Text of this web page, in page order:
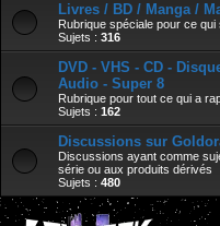
Livres / BD / Manga /
Rubrique spéciale pour ce
Sujets : 316
DVD - VHS - CD -
Audio - Super 8
Rubrique pour tout ce qui a
Sujets : 162
Discussions sur
Discussions ayant comme
série ou aux produits dérivés
Sujets : 480